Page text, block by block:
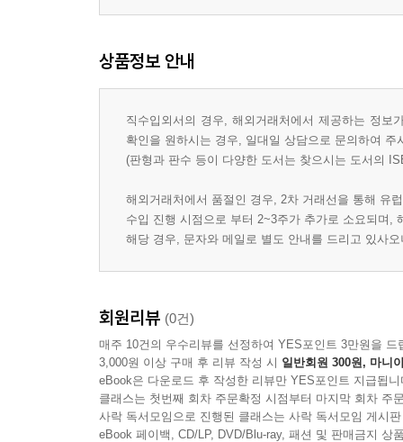
Line Plot 21
Bar Plot 21
Scatterplot 22
Statistics Fundamentals 22
Median 22
Mode 23
Outlier Detection 23
상품정보 안내
직수입외서의 경우, 해외거래처에서 제공하는 정
확인을 원하시는 경우, 일대일 상담으로 문의하여 주
(판형과 판수 등이 다양한 도서는 찾으시는 도서의
해외거래처에서 품절인 경우, 2차 거래선을 통해 유
수입 진행 시점으로 부터 2~3주가 추가로 소요되며,
해당 경우, 문자와 메일로 별도 안내를 드리고 있사
회원리뷰 (0건)
매주 10건의 우수리뷰를 선정하여 YES포인트 3만원을 드
3,000원 이상 구매 후 리뷰 작성 시 일반회원 300원, 마니
eBook은 다운로드 후 작성한 리뷰만 YES포인트 지급됩니
클래스는 첫번째 회차 주문확정 시점부터 마지막 회차 주
사락 독서모임으로 진행된 클래스는 사락 독서모임 게시
eBook 페이백, CD/LP, DVD/Blu-ray, 패션 및 판매금지 상